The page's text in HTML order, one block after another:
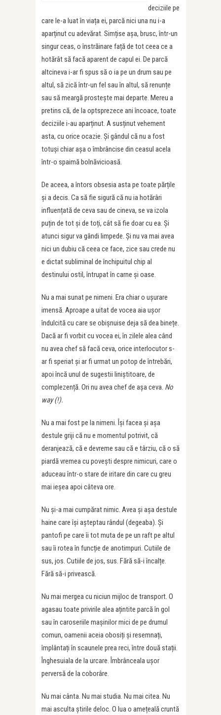
deciziile pe
care le-a luat în viața ei, parcă nici una nu i-a
aparținut cu adevărat. Simțise așa, brusc, într-un
singur ceas, o înstrăinare față de tot ceea ce a
hotărât să facă aparent de capul ei. De parcă
altcineva i-ar fi spus să o ia pe un drum sau pe
altul, să zică într-un fel sau în altul, să renunțe
sau să meargă prostește mai departe. Mereu a
pretins că, de la optsprezece ani încoace, toate
deciziile i-au aparținut. A susținut vehement
asta, cu orice ocazie. Și gândul că nu a fost
totuși chiar așa o îmbrâncise din ceasul acela
într-o spaimă bolnăvicioasă.
De aceea, a întors obsesia asta pe toate părțile
și a decis. Ca să fie sigură că nu ia hotărâri
influențată de ceva sau de cineva, se va izola
puțin de tot și de toți, cât să fie doar cu ea. Și
atunci sigur va gândi limpede. Și nu va mai avea
nici un dubiu că ceea ce face, zice sau crede nu
e dictat subliminal de închipuitul chip al
destinului ostil, întrupat în carne și oase.
Nu a mai sunat pe nimeni. Era chiar o ușurare
imensă. Aproape a uitat de vocea aia ușor
îndulcită cu care se obișnuise deja să dea binețe.
Dacă ar fi vorbit cu vocea ei, în zilele alea când
nu avea chef să facă ceva, orice interlocutor s-
ar fi speriat și ar fi urmat un potop de întrebări,
apoi încă unul de sugestii liniștitoare, de
complezență. Ori nu avea chef de așa ceva. No
way (!).
Nu a mai fost pe la nimeni. Își facea și așa
destule griji că nu e momentul potrivit, că
deranjează, că e devreme sau că e târziu, că o să
piardă vremea cu povești despre nimicuri, care o
aduceau într-o stare de iritare din care cu greu
mai ieșea apoi câteva ore.
Nu și-a mai cumpărat nimic. Avea și așa destule
haine care își așteptau rândul (degeaba). Și
pantofi pe care îi tot muta de pe un raft pe altul
sau îi rotea în funcție de anotimpuri. Cutiile de
sus, jos. Cutiile de jos, sus. Fără să-i încalțe.
Fără să-i privească.
Nu mai mergea cu niciun mijloc de transport. O
agasau toate privirile alea ațintite parcă în gol
sau în caroseriile mașinilor mici de pe drumul
comun, oamenii aceia obosiți și resemnați,
împlântați în scaunele prea reci, între două stații.
Înghesuiala de la urcare. Îmbrânceala ușor
perversă de la coborâre.
Nu mai cânta. Nu mai studia. Nu mai citea. Nu
mai asculta știrile deloc. O lua o amețeală cruntă